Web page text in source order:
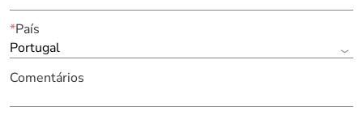
*País
Portugal
Comentários